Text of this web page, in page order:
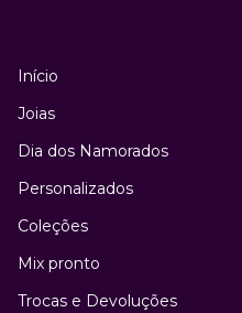
Início
Joias
Dia dos Namorados
Personalizados
Coleções
Mix pronto
Trocas e Devoluções